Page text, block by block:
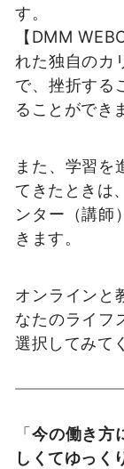
す。
【DMM
れた独自のカ
で、挫折する
ることができ
また、学習を
てきたときは
ンター（講師
きます。
オンラインと
なたのライフ
選択してみて
「今の働き方
しくてゆっく